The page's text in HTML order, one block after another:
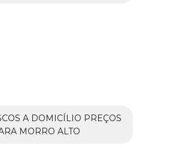
A DOMICÍLIO PREÇOS
MORRO ALTO